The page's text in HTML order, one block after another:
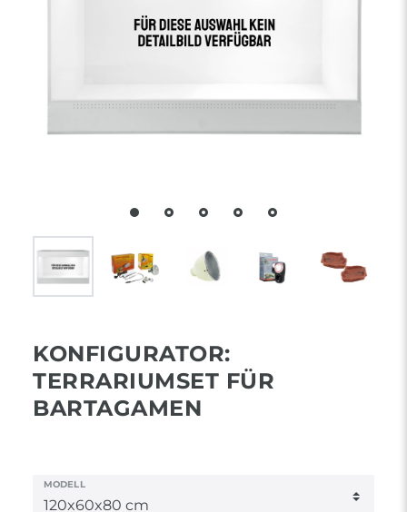
KONFIGURATOR:
TERRARIUMSET FÜR
BARTAGAMEN
MODELL